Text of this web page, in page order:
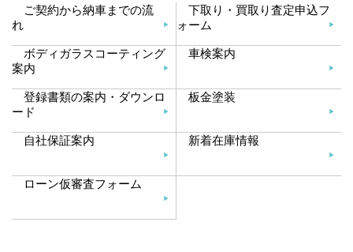
ご契約から納車までの流
れ
下取り・買取り査定申込フ
ォーム
ボディガラスコーティング
案内
車検案内
登録書類の案内・ダウンロ
ード
板金塗装
自社保証案内 新着在庫情報
ローン仮審査フォーム